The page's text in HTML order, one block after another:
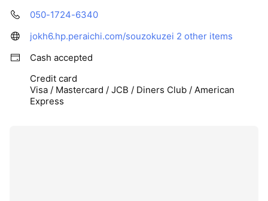
050-1724-6340
jokh6.hp.peraichi.com/souzokuzei 2 other items
Cash accepted
Credit card
Visa / Mastercard / JCB / Diners Club / American
Express